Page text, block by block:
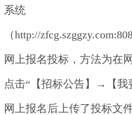
系统
（http://
网上报名投标，方法为在
点击“【招标公告】→【我
网上报名后上传了投标文